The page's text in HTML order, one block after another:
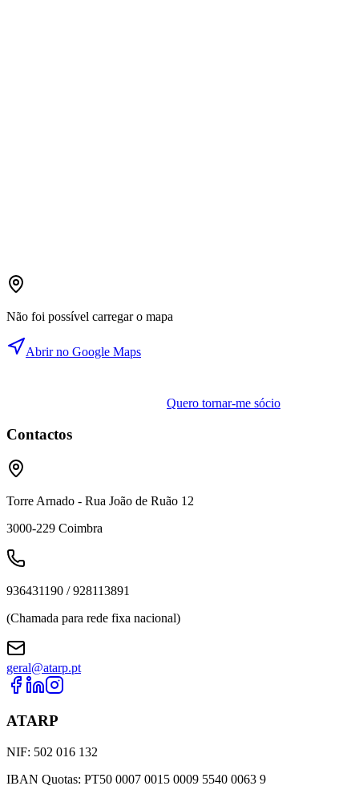
Não foi possível carregar o mapa
Abrir no Google Maps
Quero tornar-me sócio
Contactos
Torre Arnado - Rua João de Ruão 12
3000-229 Coimbra
936431190 / 928113891
(Chamada para rede fixa nacional)
geral@atarp.pt
ATARP
NIF: 502 016 132
IBAN Quotas: PT50 0007 0015 0009 5540 0063 9